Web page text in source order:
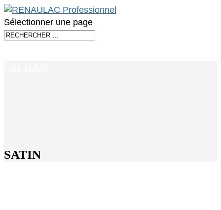
Sélectionner une page
SATIN